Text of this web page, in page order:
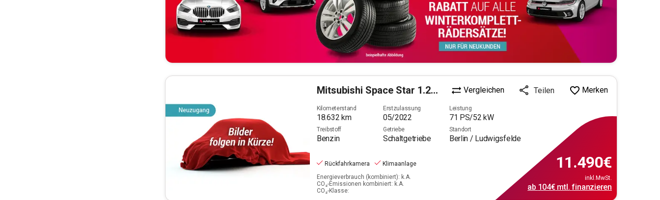
Mitsubishi Space Star 1.2 Select+ (EURO 6d) Vergleichen Teilen Merken
Kilometerstand
18.632 km
Erstzulassung
05/2022
Leistung
71 PS/52 kW
Treibstoff
Benzin
Getriebe
Schaltgetriebe
Standort
Berlin / Ludwigsfelde
Rückfahrkamera
Klimaanlage
Energieverbrauch (kombiniert): k.A.
CO₂-Emissionen kombiniert: k.A.
CO₂-Klasse:
11.490€
inkl.MwSt.
ab 104€mtl. finanzieren